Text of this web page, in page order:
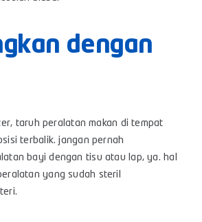
dengan
taruh peralatan makan di tempat
terbalik. jangan pernah
bayi dengan tisu atau lap, ya. hal
yang sudah steril